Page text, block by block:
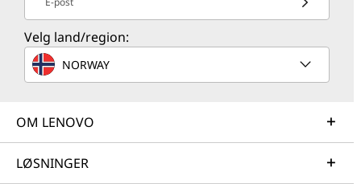
Velg land/region:
NORWAY
OM LENOVO
LØSNINGER